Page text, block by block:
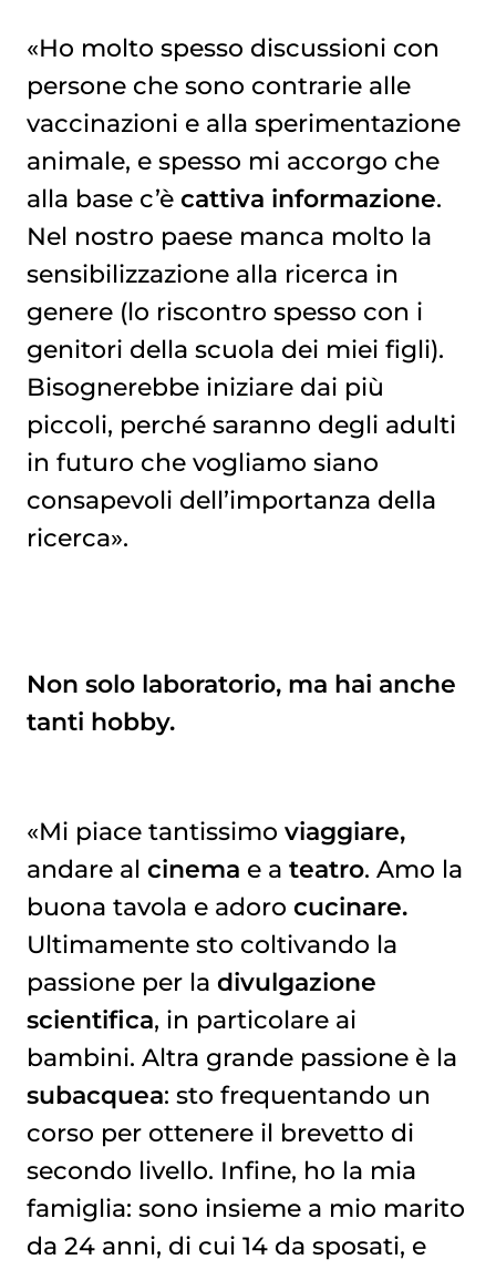
«Ho molto spesso discussioni con
persone che sono contrarie alle
vaccinazioni e alla sperimentazione
animale, e spesso mi accorgo che
alla base c’è cattiva informazione.
Nel nostro paese manca molto la
sensibilizzazione alla ricerca in
genere (lo riscontro spesso con i
genitori della scuola dei miei figli).
Bisognerebbe iniziare dai più
piccoli, perché saranno degli adulti
in futuro che vogliamo siano
consapevoli dell’importanza della
ricerca».
Non solo laboratorio, ma hai anche
tanti hobby.
«Mi piace tantissimo viaggiare,
andare al cinema e a teatro. Amo la
buona tavola e adoro cucinare.
Ultimamente sto coltivando la
passione per la divulgazione
scientifica, in particolare ai
bambini. Altra grande passione è la
subacquea: sto frequentando un
corso per ottenere il brevetto di
secondo livello. Infine, ho la mia
famiglia: sono insieme a mio marito
da 24 anni, di cui 14 da sposati, e